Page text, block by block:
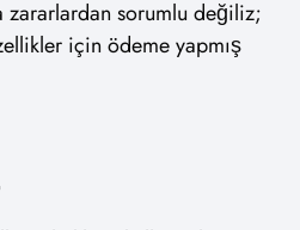
zararlardan sorumlu değiliz;
için ödeme yapmış